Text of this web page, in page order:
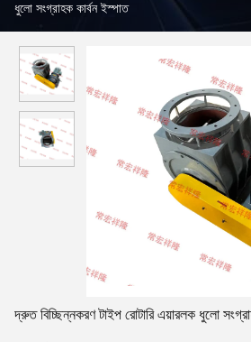
ধুলো সংগ্রাহক কার্বন ইস্পাত
দ্রুত বিচ্ছিন্নকরণ টাইপ রোটারি এয়ারলক ধুলো